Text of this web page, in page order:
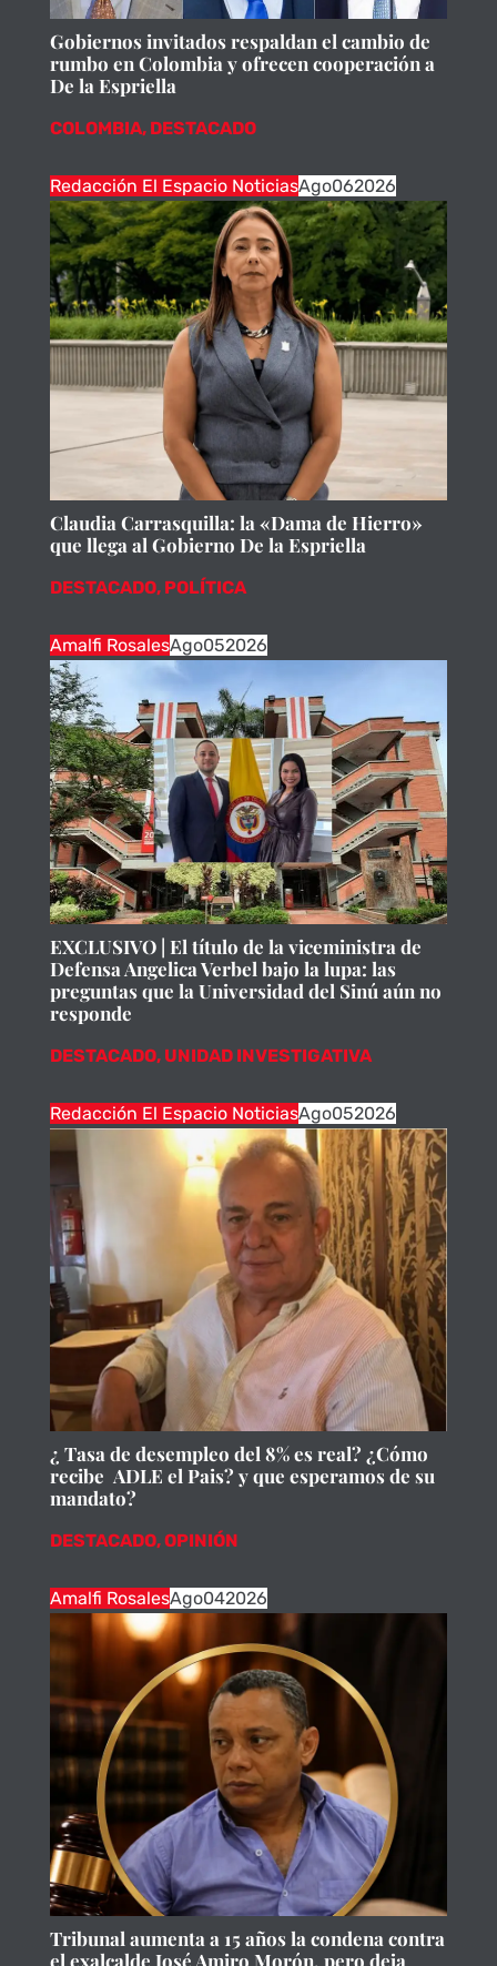
Gobiernos invitados respaldan el cambio de
rumbo en Colombia y ofrecen cooperación a
De la Espriella
COLOMBIA, DESTACADO
Redacción El Espacio NoticiasAgo062026
Claudia Carrasquilla: la «Dama de Hierro»
que llega al Gobierno De la Espriella
DESTACADO, POLÍTICA
Amalfi RosalesAgo052026
EXCLUSIVO | El título de la viceministra de
Defensa Angelica Verbel bajo la lupa: las
preguntas que la Universidad del Sinú aún no
responde
DESTACADO, UNIDAD INVESTIGATIVA
Redacción El Espacio NoticiasAgo052026
¿ Tasa de desempleo del 8% es real? ¿Cómo
recibe ADLE el Pais? y que esperamos de su
mandato?
DESTACADO,OPINIÓN
Amalfi RosalesAgo042026
Tribunal aumenta a 15 años la condena contra
el exalcalde José Amiro Morón, pero deja